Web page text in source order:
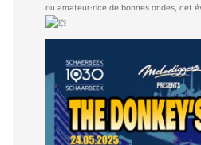
ou amateur·rice de bonnes ondes, cet